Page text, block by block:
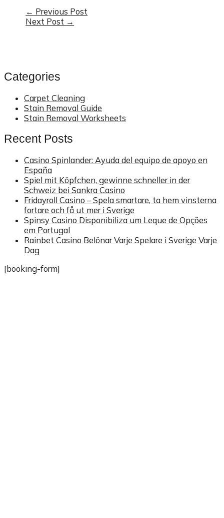
Categories
Carpet Cleaning
Stain Removal Guide
Stain Removal Worksheets
Recent Posts
Casino Spinlander: Ayuda del equipo de apoyo en
España
Spiel mit Köpfchen, gewinne schneller in der
Schweiz bei Sankra Casino
Fridayroll Casino – Spela smartare, ta hem vinsterna
fortare och få ut mer i Sverige
Spinsy Casino Disponibiliza um Leque de Opções
em Portugal
Rainbet Casino Belönar Varje Spelare i Sverige Varje
Dag
[booking-form]
Post
navigation
← Previous Post
Next Post →